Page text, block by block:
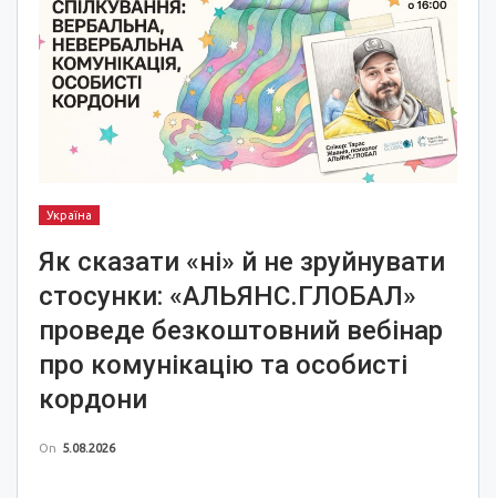
Україна
Як сказати «ні» й не зруйнувати
стосунки: «АЛЬЯНС.ГЛОБАЛ»
проведе безкоштовний вебінар
про комунікацію та особисті
кордони
On 5.08.2026